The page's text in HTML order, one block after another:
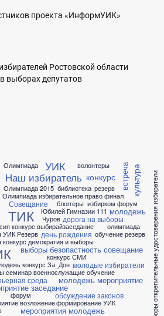
проекта «ИнформУИК»
Ростовской области
выборах депутатов
конкурс выбирай
конкурс демократия и выборы
УИК Резерв
Наш избиратель
Олимпиада
Олимпиада 2015
Олимпиада избирательное право финал
Совещание
ТИК
УИК
Чуров
Юбилей Гимназии 111
среда
конкурс За_Дон
библиотека
блоггеры
заседание
волонтеры встреча
выборы безопастность совещание выборы открепительные удостоверения избиратели
семинар военнослужащие обучение
день рождения
дорога на выборы
заседание
избирком форум
конкурс
конкурс СМИ
культура
возложение
мероприятия молодежь
молодежь
молодежь мероприятие
молодые избиратели
обсуждение законов
обучение резерв
олимпиада
резерв
формирование УИК
форум